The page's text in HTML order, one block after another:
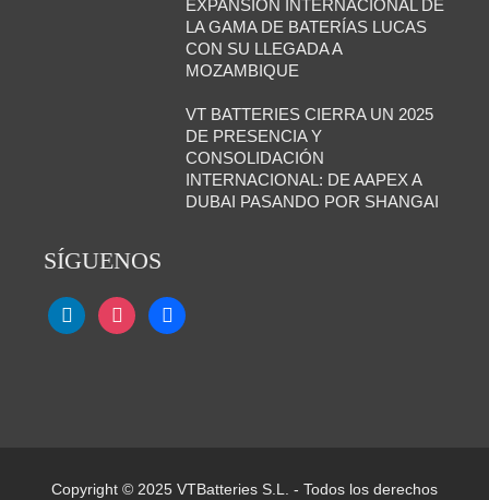
EXPANSIÓN INTERNACIONAL DE
LA GAMA DE BATERÍAS LUCAS
CON SU LLEGADA A
MOZAMBIQUE
VT BATTERIES CIERRA UN 2025
DE PRESENCIA Y
CONSOLIDACIÓN
INTERNACIONAL: DE AAPEX A
DUBAI PASANDO POR SHANGAI
SÍGUENOS
Copyright © 2025 VTBatteries S.L. - Todos los derechos